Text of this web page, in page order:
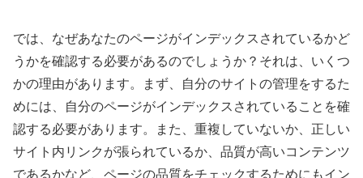
では、なぜあなたのページがインデックスされているかど
うかを確認する必要があるのでしょうか？それは、いくつ
かの理由があります。まず、自分のサイトの管理をするた
めには、自分のページがインデックスされていることを確
認する必要があります。また、重複していないか、正しい
サイト内リンクが張られているか、品質が高いコンテンツ
であるかなど、ページの品質をチェックするためにもイン